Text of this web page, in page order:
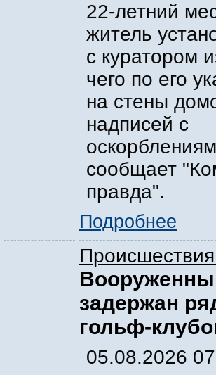
22-летний
житель
с куратором
чего по его
на стены
надписей с
сообщает
правда".
Подробнее
задержан
гольф-
05.08.2026